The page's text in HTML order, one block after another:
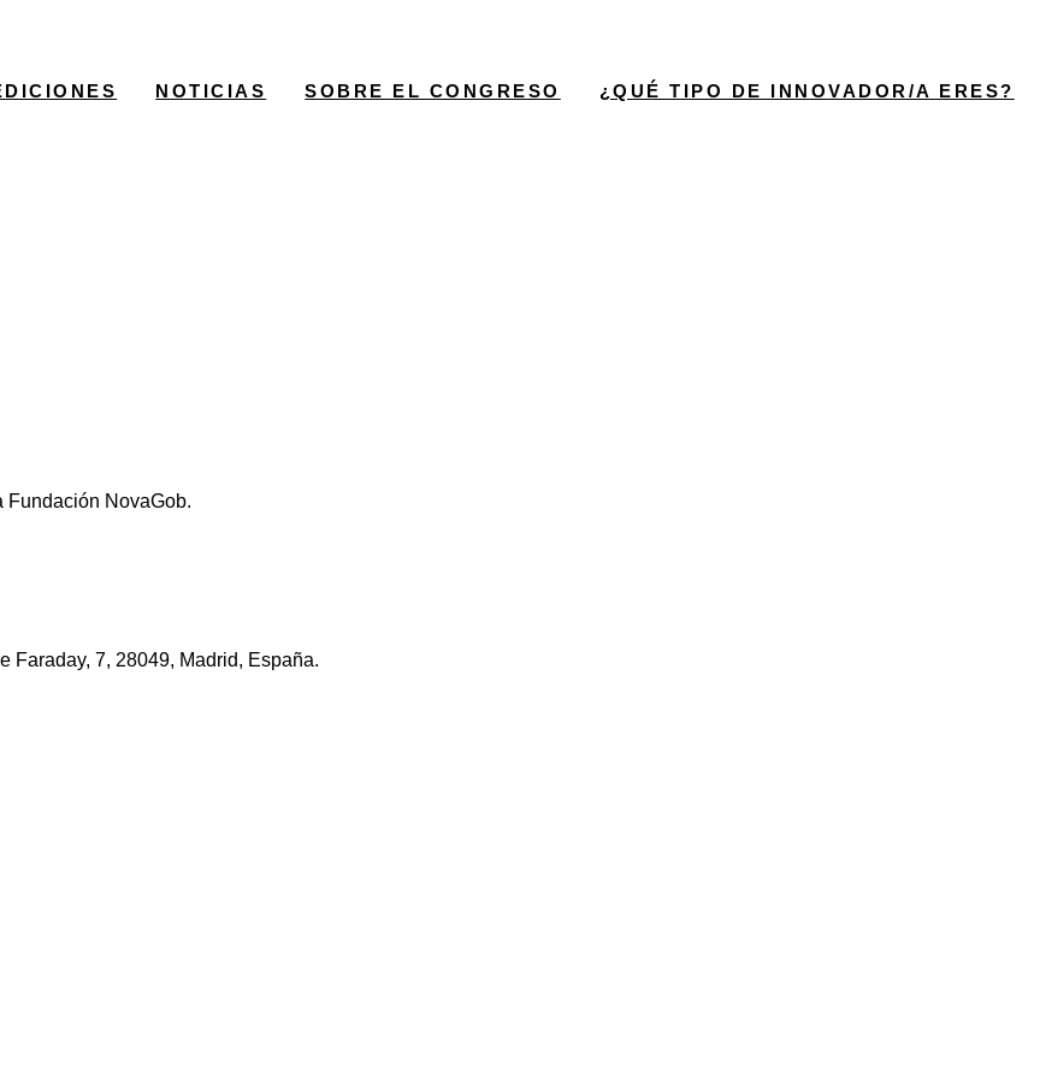
NOTICIAS SOBRE EL CONGRESO ¿QUÉ TIPO DE INNOVADOR/A ERES?
Fundación NovaGob.
Faraday, 7, 28049, Madrid, España.